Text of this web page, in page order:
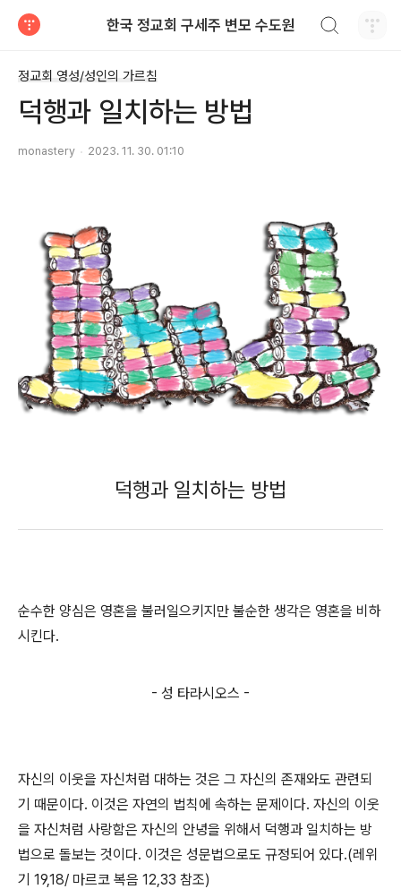
한국 정교회 구세주 변모 수도원
정교회 영성/성인의 가르침
덕행과 일치하는 방법
monastery 2023. 11. 30. 01:10
덕행과 일치하는 방법
순수한 양심은 영혼을 불러일으키지만 불순한 생각은 영혼을 비하
시킨다.
- 성 타라시오스 -
자신의 이웃을 자신처럼 대하는 것은 그 자신의 존재와도 관련되
기 때문이다. 이것은 자연의 법칙에 속하는 문제이다. 자신의 이웃
을 자신처럼 사랑함은 자신의 안녕을 위해서 덕행과 일치하는 방
법으로 돌보는 것이다. 이것은 성문법으로도 규정되어 있다.(레위
기 19,18/ 마르코 복음 12,33 참조)